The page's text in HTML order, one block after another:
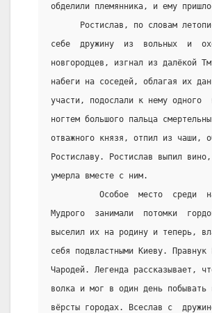
обделили племянника, и ему
Ростислав, по словам
себе  дружину  из  вольных  и
новгородцев, изгнал из далёкой
набеги на соседей, облагая их
участи, подослали к нему
ногтем большого пальца
отважного князя, отпил из чаши,
Ростиславу. Ростислав выпил
умерла вместе с ним.
Особое  место  среди
Мудрого  занимали  потомки
выселил их на родину и теперь,
себя подвластными Киеву.
Чародей. Легенда рассказывает,
волка и мог в один день
вёрсты городах. Всеслав с